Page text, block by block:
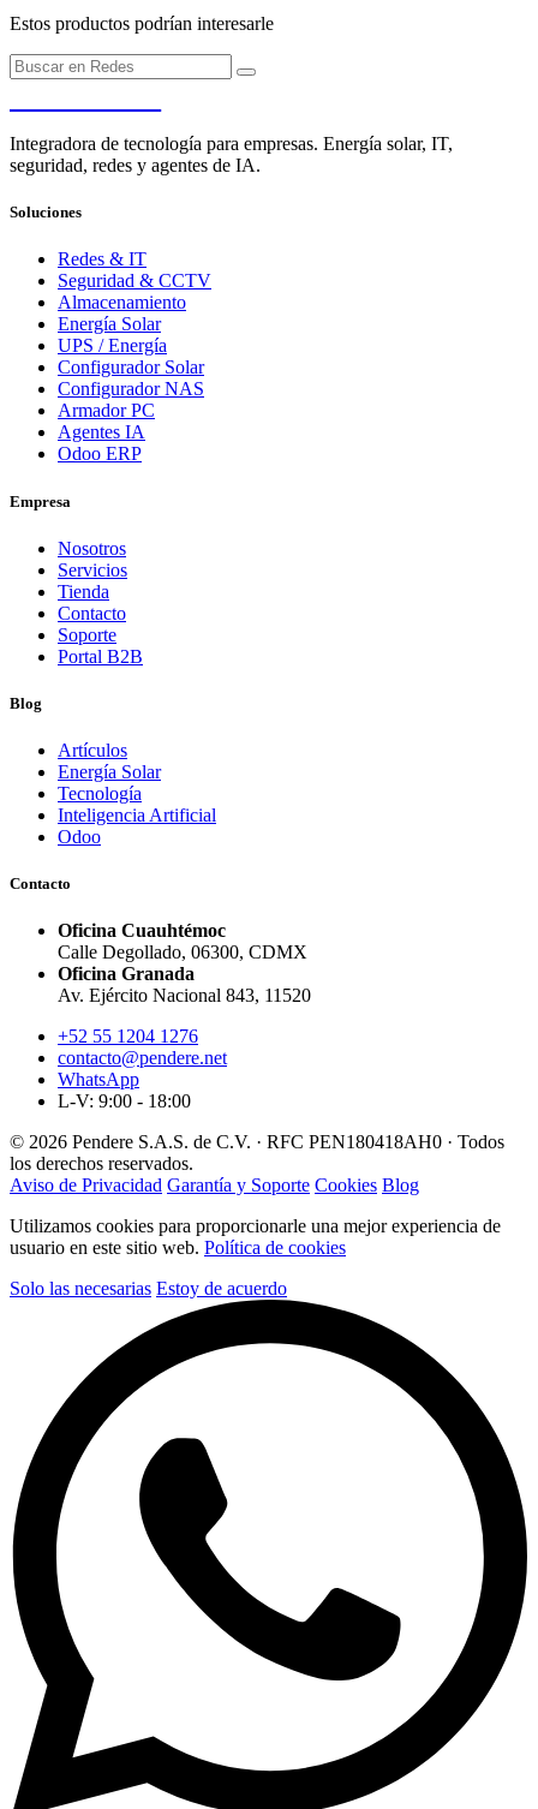
Estos productos podrían interesarle
Integradora de tecnología para empresas. Energía solar, IT,
seguridad, redes y agentes de IA.
Soluciones
Redes & IT
Seguridad & CCTV
Almacenamiento
Energía Solar
UPS / Energía
Configurador Solar
Configurador NAS
Armador PC
Agentes IA
Odoo ERP
Empresa
Nosotros
Servicios
Tienda
Contacto
Soporte
Portal B2B
Blog
Artículos
Energía Solar
Tecnología
Inteligencia Artificial
Odoo
Contacto
Oficina Cuauhtémoc
Calle Degollado, 06300, CDMX
Oficina Granada
Av. Ejército Nacional 843, 11520
+52 55 1204 1276
contacto@pendere.net
WhatsApp
L-V: 9:00 - 18:00
© 2026 Pendere S.A.S. de C.V. · RFC PEN180418AH0 · Todos
los derechos reservados.
Aviso de Privacidad Garantía y Soporte Cookies Blog
Utilizamos cookies para proporcionarle una mejor experiencia de
usuario en este sitio web. Política de cookies
Solo las necesarias Estoy de acuerdo